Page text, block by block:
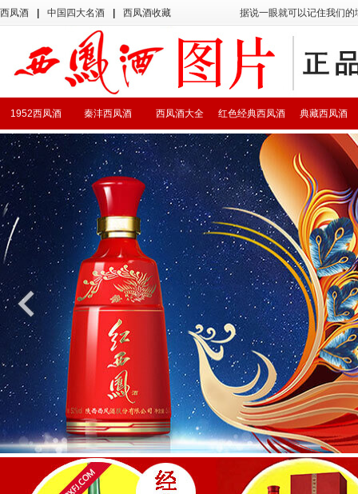
西凤酒 中国四大名酒 西凤酒收藏 据说一眼就可以记住我们
典藏西凤酒
红色经典西凤酒
西凤酒大全
秦沣西凤酒
1952西凤酒